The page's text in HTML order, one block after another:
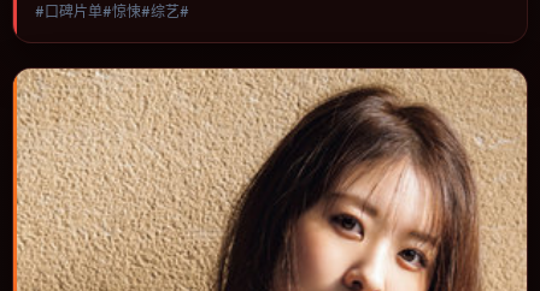
奏与视听语言统一，可作为休闲观影或类型片补片的选择。
#口碑片单#惊悚#综艺#